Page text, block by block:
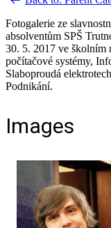
Fotogalerie ze
absolventům SPŠ
30. 5. 2017 ve školním
počítačové systémy,
Slaboproudá
Podnikání.
Images